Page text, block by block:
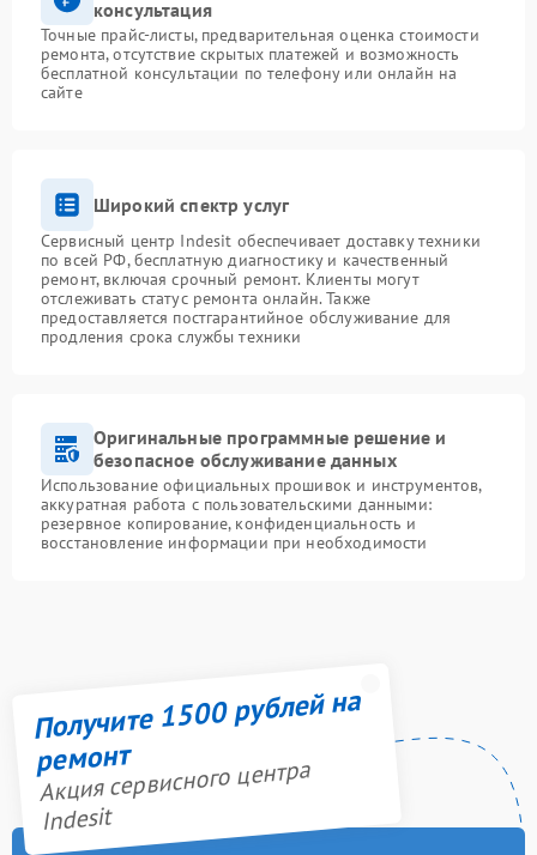
консультация
Точные прайс-листы, предварительная оценка стоимости
ремонта, отсутствие скрытых платежей и возможность
бесплатной консультации по телефону или онлайн на
сайте
Широкий спектр услуг
Сервисный центр Indesit обеспечивает доставку техники
по всей РФ, бесплатную диагностику и качественный
ремонт, включая срочный ремонт. Клиенты могут
отслеживать статус ремонта онлайн. Также
предоставляется постгарантийное обслуживание для
продления срока службы техники
Оригинальные программные решение и
безопасное обслуживание данных
Использование официальных прошивок и инструментов,
аккуратная работа с пользовательскими данными:
резервное копирование, конфиденциальность и
восстановление информации при необходимости
Получите 1500 рублей на
ремонт
Акция сервисного центра
Indesit